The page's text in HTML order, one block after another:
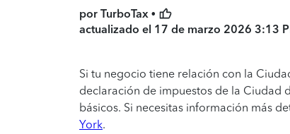
por TurboTax •
actualizado el 17 de marzo 2026 3:13
Si tu negocio tiene relación con la
declaración de impuestos de la Ciudad
básicos. Si necesitas información más
York.